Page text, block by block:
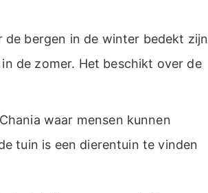
de bergen in de winter bedekt zijn
de zomer. Het beschikt over de
waar mensen kunnen
tuin is een dierentuin te vinden